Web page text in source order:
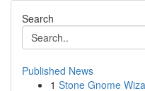
Search
Published News
1 Stone Gnome